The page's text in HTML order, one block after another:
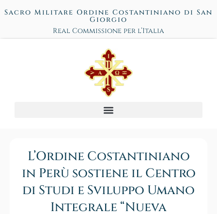
Sacro Militare Ordine Costantiniano di San
Giorgio
Real Commissione per l’Italia
L’Ordine Costantiniano
in Perù sostiene il Centro
di Studi e Sviluppo Umano
Integrale “Nueva